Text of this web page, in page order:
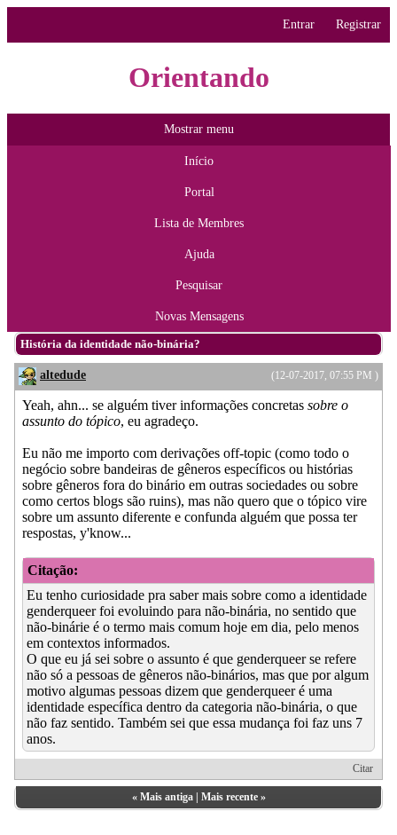
Entrar Registrar
Orientando
Mostrar menu
Início
Portal
Lista de Membres
Ajuda
Pesquisar
Novas Mensagens
História da identidade não-binária?
(12-07-2017, 07:55 PM )
altedude
Yeah, ahn... se alguém tiver informações concretas sobre o
assunto do tópico, eu agradeço.
Eu não me importo com derivações off-topic (como todo o
negócio sobre bandeiras de gêneros específicos ou histórias
sobre gêneros fora do binário em outras sociedades ou sobre
como certos blogs são ruins), mas não quero que o tópico vire
sobre um assunto diferente e confunda alguém que possa ter
respostas, y'know...
Citação:
Eu tenho curiosidade pra saber mais sobre como a identidade
genderqueer foi evoluindo para não-binária, no sentido que
não-binárie é o termo mais comum hoje em dia, pelo menos
em contextos informados.
O que eu já sei sobre o assunto é que genderqueer se refere
não só a pessoas de gêneros não-binários, mas que por algum
motivo algumas pessoas dizem que genderqueer é uma
identidade específica dentro da categoria não-binária, o que
não faz sentido. Também sei que essa mudança foi faz uns 7
anos.
Citar
« Mais antiga| Mais recente»